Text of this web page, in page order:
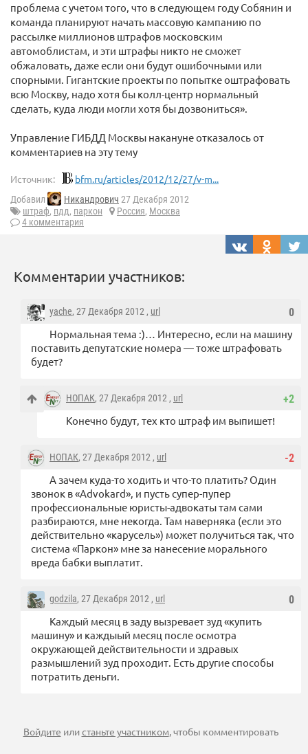
проблема с учетом того, что в следующем году Собянин и
команда планируют начать массовую кампанию по
рассылке миллионов штрафов московским
автомоблистам, и эти штрафы никто не сможет
обжаловать, даже если они будут ошибочными или
спорными. Гигантские проекты по попытке оштрафовать
всю Москву, надо хотя бы колл-центр нормальный
сделать, куда люди могли хотя бы дозвониться».
Управление ГИБДД Москвы накануне отказалось от
комментариев на эту тему
Источник: bfm.ru/articles/2012/12/27/v-m...
Добавил Никандрович 27 Декабря 2012
штраф, пдд, паркон Россия, Москва
4 комментария
Комментарии участников:
0
yache, 27 Декабря 2012 , url
Нормальная тема :)… Интересно, если на машину
поставить депутатские номера — тоже штрафовать
будет?
+2
НОПАК, 27 Декабря 2012 , url
Конечно будут, тех кто штраф им выпишет!
-2
НОПАК, 27 Декабря 2012 , url
А зачем куда-то ходить и что-то платить? Один
звонок в «Advokard», и пусть супер-пупер
профессиональные юристы-адвокаты там сами
разбираются, мне некогда. Там наверняка (если это
действительно «карусель») может получиться так, что
система «Паркон» мне за нанесение морального
вреда бабки выплатит.
0
godzila, 27 Декабря 2012 , url
Каждый месяц в заду вызревает зуд «купить
машину» и каждыый месяц после осмотра
окружающей действительности и здравых
размышлений зуд проходит. Есть другие способы
потратить деньги.
Войдите илистаньте участником, чтобы комментировать